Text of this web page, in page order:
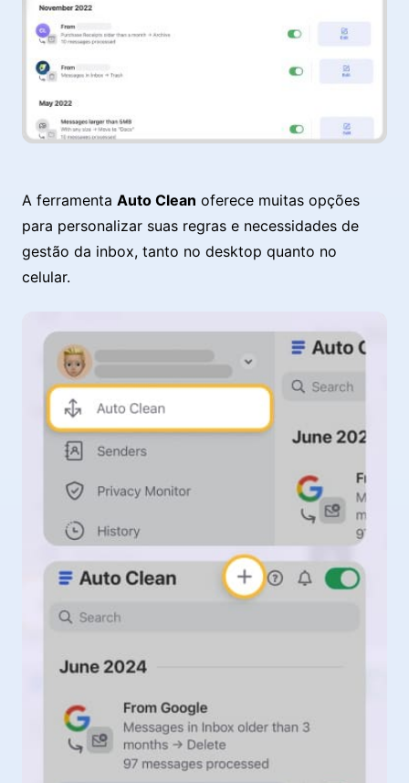
A ferramenta Auto Clean oferece muitas opções
para personalizar suas regras e necessidades de
gestão da inbox, tanto no desktop quanto no
celular.